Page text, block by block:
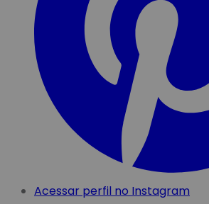
Acessar perfil no Instagram